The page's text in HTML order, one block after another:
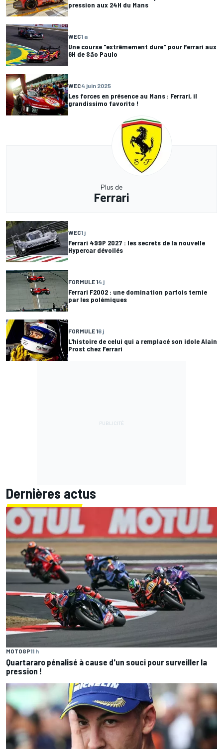
pression aux 24H du Mans
WEC1 a
Une course "extrêmement dure" pour Ferrari aux
6H de São Paulo
WEC4 juin 2025
Les forces en présence au Mans : Ferrari, il
grandissimo favorito !
Plus de
Ferrari
WEC1 j
Ferrari 499P 2027 : les secrets de la nouvelle
Hypercar dévoilés
FORMULE 14 j
Ferrari F2002 : une domination parfois ternie
par les polémiques
FORMULE 16 j
L'histoire de celui qui a remplacé son idole Alain
Prost chez Ferrari
Dernières actus
MOTOGP11 h
Quartararo pénalisé à cause d'un souci pour surveiller la
pression !